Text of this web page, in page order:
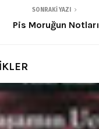
SONRAKI YAZI
Pis Moruğun Notları